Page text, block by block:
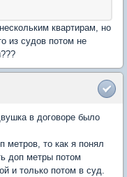
квартирам, но
из судов потом не
в договоре было
метров, то как я понял
доп метры потом
и только потом в суд.